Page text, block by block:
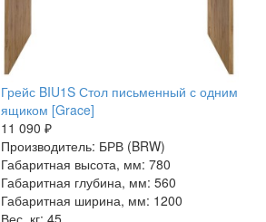
Грейс BIU1S Стол письменный с одним
ящиком [Grace]
11 090 ₽
Производитель: БРВ (BRW)
Габаритная высота, мм: 780
Габаритная глубина, мм: 560
Габаритная ширина, мм: 1200
Вес, кг: 45